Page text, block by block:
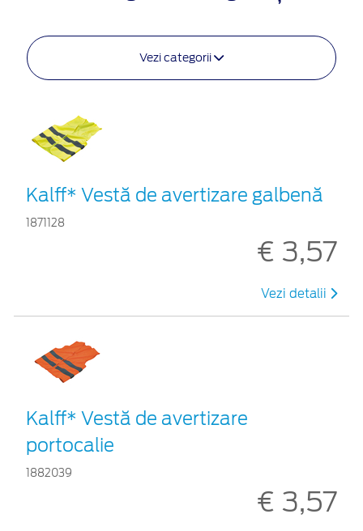
Vezi categorii
Kalff* Vestă de avertizare galbenă
1871128
€ 3,57
Vezi detalii
Kalff* Vestă de avertizare
portocalie
1882039
€ 3,57